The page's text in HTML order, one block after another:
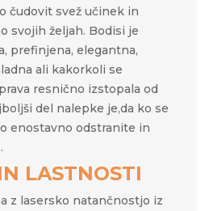
čudovit svež učinek in
svojih željah.​​ Bodisi je
prefinjena, elegantna,
ali kakorkoli se
resnično izstopala od
del nalepke je,da ko se
enostavno odstranite in
LASTNOSTI
z lasersko natančnostjo iz